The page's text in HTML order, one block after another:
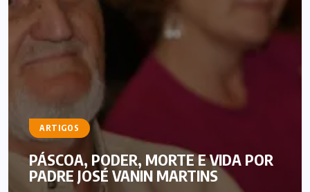
ARTIGOS
PÁSCOA, PODER, MORTE E VIDA POR
PADRE JOSÉ VANIN MARTINS